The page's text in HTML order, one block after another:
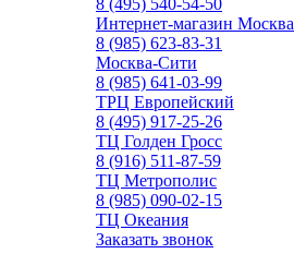
8 (495) 540-54-50
Интернет-магазин Москва
8 (985) 623-83-31
Москва-Сити
8 (985) 641-03-99
ТРЦ Европейский
8 (495) 917-25-26
ТЦ Голден Гросс
8 (916) 511-87-59
ТЦ Метрополис
8 (985) 090-02-15
ТЦ Океания
Заказать звонок